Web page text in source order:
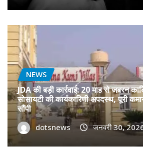
NEWS
JDA की बड़ी कार्रवाई: 20 माह से जबरन
सोसायटी की कार्यकारिणी अपदस्थ, पूरी
सौंपी
dotsnews जनवरी 30,